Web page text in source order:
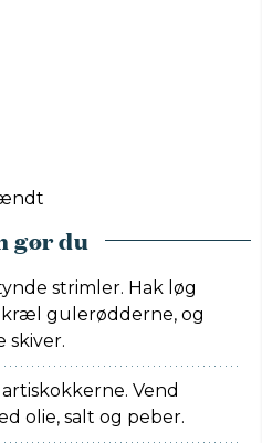
gør du
strimler. Hak løg
gulerødderne, og
skiver.
Vend
olie, salt og peber.